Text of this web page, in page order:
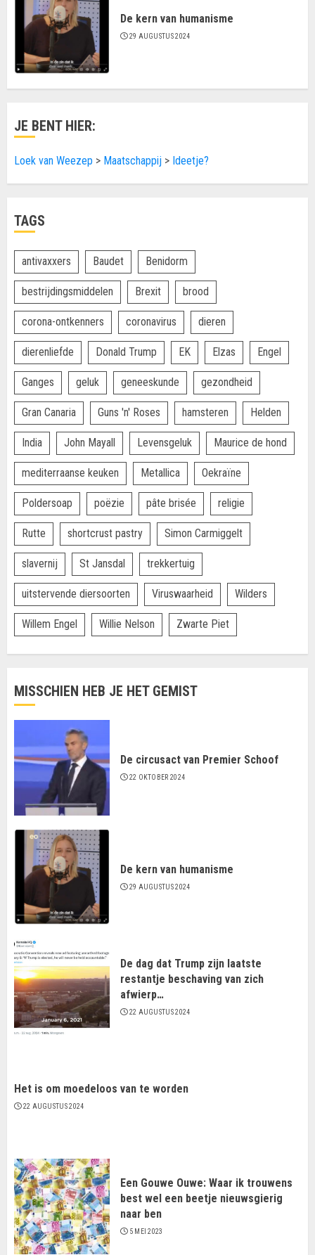
De kern van humanisme
29 AUGUSTUS 2024
JE BENT HIER:
Loek van Weezep > Maatschappij > Ideetje?
TAGS
antivaxxers Baudet Benidorm
bestrijdingsmiddelen Brexit brood
corona-ontkenners coronavirus dieren
dierenliefde Donald Trump EK Elzas Engel
Ganges geluk geneeskunde gezondheid
Gran Canaria Guns 'n' Roses hamsteren Helden
India John Mayall Levensgeluk Maurice de hond
mediterraanse keuken Metallica Oekraïne
Poldersoap poëzie pâte brisée religie
Rutte shortcrust pastry Simon Carmiggelt
slavernij St Jansdal trekkertuig
uitstervende diersoorten Viruswaarheid Wilders
Willem Engel Willie Nelson Zwarte Piet
MISSCHIEN HEB JE HET GEMIST
De circusact van Premier Schoof
22 OKTOBER 2024
De kern van humanisme
29 AUGUSTUS 2024
De dag dat Trump zijn laatste
restantje beschaving van zich
afwierp…
22 AUGUSTUS 2024
Het is om moedeloos van te worden
22 AUGUSTUS 2024
Een Gouwe Ouwe: Waar ik trouwens
best wel een beetje nieuwsgierig
naar ben
5 MEI 2023